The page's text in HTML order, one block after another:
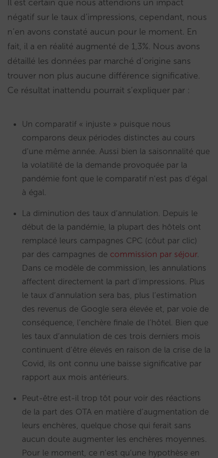
Il est certain que nous attendions un impact
négatif sur le taux d’impressions, cependant, nous
n’en avons constaté aucun pour le moment. En
fait, il a en réalité augmenté de 1,3%. Nous avons
détaillé les données par marché d’origine sans
trouver non plus aucune différence significative.
Ce résultat inattendu pourrait s’expliquer par :
Un comparatif « injuste » puisque nous
comparons deux périodes distinctes au cours
d’une même année. Aussi bien la saisonnalité que
la volatilité de la demande provoquée par la
pandémie font que le comparatif n’est pas d’égal
à égal.
La diminution des taux d’annulation. Depuis le
début de la pandémie, la plupart des hôtels ont
remplacé leurs campagnes CPC (côut par clic)
par des campagnes de commission par séjour.
Dans ce modèle de commission, les annulations
affectent directement la part d’impressions. Plus
le taux d’annulation sera bas, plus l’estimation
des revenus de Google sera élevée et, par voie de
conséquence, l’enchère finale de l’hôtel. Bien que
les taux d’annulation de ces trois derniers mois
continuent d’être élevés en raison de la crise de la
Covid, ils ont connu une baisse significative par
rapport aux mois antérieurs.
Peut-être est-il trop tôt pour voir des réactions
de la part des OTA en matière d’augmentation de
leurs enchères, quelque chose qui ferait sans
aucun doute augmenter les enchères moyennes.
Pour le moment, ce n’est qu’une hypothèse en